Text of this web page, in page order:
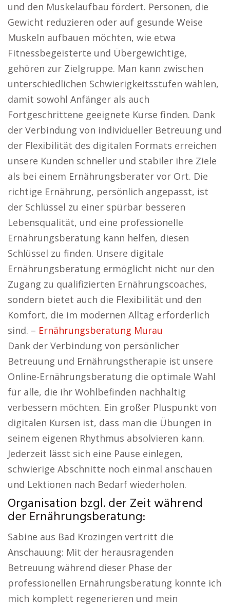
und den Muskelaufbau fördert. Personen, die
Gewicht reduzieren oder auf gesunde Weise
Muskeln aufbauen möchten, wie etwa
Fitnessbegeisterte und Übergewichtige,
gehören zur Zielgruppe. Man kann zwischen
unterschiedlichen Schwierigkeitsstufen wählen,
damit sowohl Anfänger als auch
Fortgeschrittene geeignete Kurse finden. Dank
der Verbindung von individueller Betreuung und
der Flexibilität des digitalen Formats erreichen
unsere Kunden schneller und stabiler ihre Ziele
als bei einem Ernährungsberater vor Ort. Die
richtige Ernährung, persönlich angepasst, ist
der Schlüssel zu einer spürbar besseren
Lebensqualität, und eine professionelle
Ernährungsberatung kann helfen, diesen
Schlüssel zu finden. Unsere digitale
Ernährungsberatung ermöglicht nicht nur den
Zugang zu qualifizierten Ernährungscoaches,
sondern bietet auch die Flexibilität und den
Komfort, die im modernen Alltag erforderlich
sind. – Ernährungsberatung Murau
Dank der Verbindung von persönlicher
Betreuung und Ernährungstherapie ist unsere
Online-Ernährungsberatung die optimale Wahl
für alle, die ihr Wohlbefinden nachhaltig
verbessern möchten. Ein großer Pluspunkt von
digitalen Kursen ist, dass man die Übungen in
seinem eigenen Rhythmus absolvieren kann.
Jederzeit lässt sich eine Pause einlegen,
schwierige Abschnitte noch einmal anschauen
und Lektionen nach Bedarf wiederholen.
Organisation bzgl. der Zeit während
der Ernährungsberatung:
Sabine aus Bad Krozingen vertritt die
Anschauung: Mit der herausragenden
Betreuung während dieser Phase der
professionellen Ernährungsberatung konnte ich
mich komplett regenerieren und mein